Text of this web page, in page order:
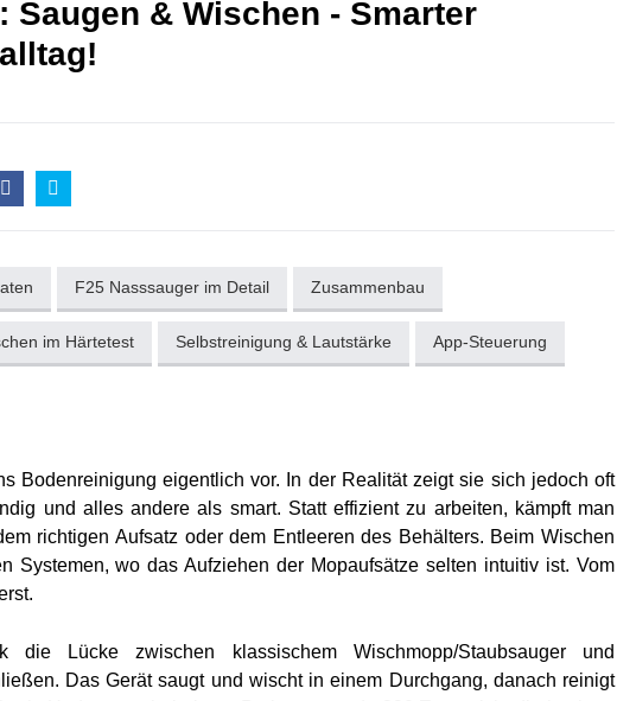
Saugen & Wischen - Smarter
F25 Nasssauger im Detail Zusammenbau
im Härtetest Selbstreinigung & Lautstärke App-Steuerung
Bodenreinigung eigentlich vor. In der Realität zeigt sie sich jedoch oft
und alles andere als smart. Statt effizient zu arbeiten, kämpft man
richtigen Aufsatz oder dem Entleeren des Behälters. Beim Wischen
Systemen, wo das Aufziehen der Mopaufsätze selten intuitiv ist. Vom
die Lücke zwischen klassischem Wischmopp/Staubsauger und
Das Gerät saugt und wischt in einem Durchgang, danach reinigt